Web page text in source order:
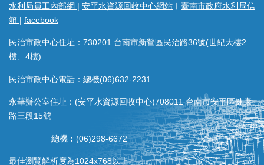
水利局員工內部網 | 安平水資源回收中心網站 ︱ 臺南市政府水利局信
箱 | facebook
民治市政中心住址：730201 台南市新營區民治路36號(世紀大樓2
樓、4樓)
民治市政中心電話：總機(06)632-2231
永華辦公室住址：(安平水資源回收中心)708011 台南市安平區健康
路三段15號
總機︰(06)298-6672
最佳瀏覽解析度為1024x768以上